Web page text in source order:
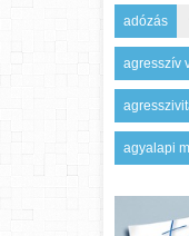
adózás
agresszív
agyalapi